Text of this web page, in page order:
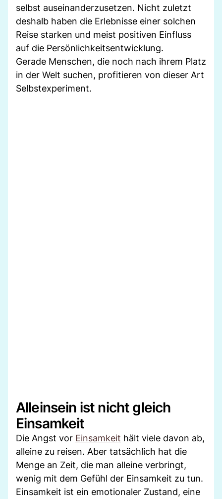
selbst auseinanderzusetzen. Nicht zuletzt
deshalb haben die Erlebnisse einer solchen
Reise starken und meist positiven Einfluss
auf die Persönlichkeitsentwicklung.
Gerade Menschen, die noch nach ihrem Platz
in der Welt suchen, profitieren von dieser Art
Selbstexperiment.
Alleinsein ist nicht gleich
Einsamkeit
Die Angst vor Einsamkeit hält viele davon ab,
alleine zu reisen. Aber tatsächlich hat die
Menge an Zeit, die man alleine verbringt,
wenig mit dem Gefühl der Einsamkeit zu tun.
Einsamkeit ist ein emotionaler Zustand, eine